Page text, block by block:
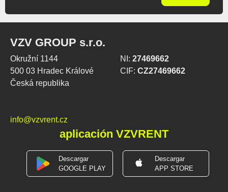
VZV GROUP s.r.o.
Okružní 1144
500 03 Hradec Králové
Česká republika
NI: 27469662
CIF: CZ27469662
info@vzvrent.cz
aplicación VZVRENT
Descargar
GOOGLE PLAY
Descargar
APP STORE